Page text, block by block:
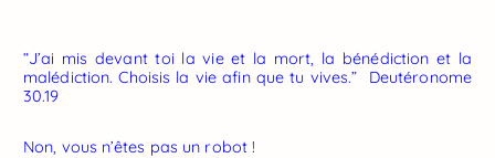
“J’ai mis devant toi la vie et la mort, la bénédiction et la
malédiction. Choisis la vie afin que tu vives.” Deutéronome
30.19
Non, vous n’êtes pas un robot !